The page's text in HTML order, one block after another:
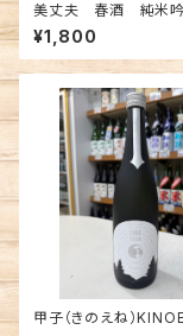
美丈夫 春酒 純米
0ml
¥1,800
甲子（きのえね）